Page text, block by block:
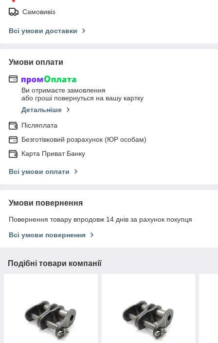
Самовивіз
Всі умови доставки
Умови оплати
Ви отримаєте замовлення
або гроші повернуться на вашу картку
Детальніше
Післяплата
Безготівковий розрахунок (ЮР особам)
Карта Приват Банку
Всі умови оплати
Умови повернення
Повернення товару впродовж 14 днів за рахунок покупця
Всі умови повернення
Подібні товари компанії